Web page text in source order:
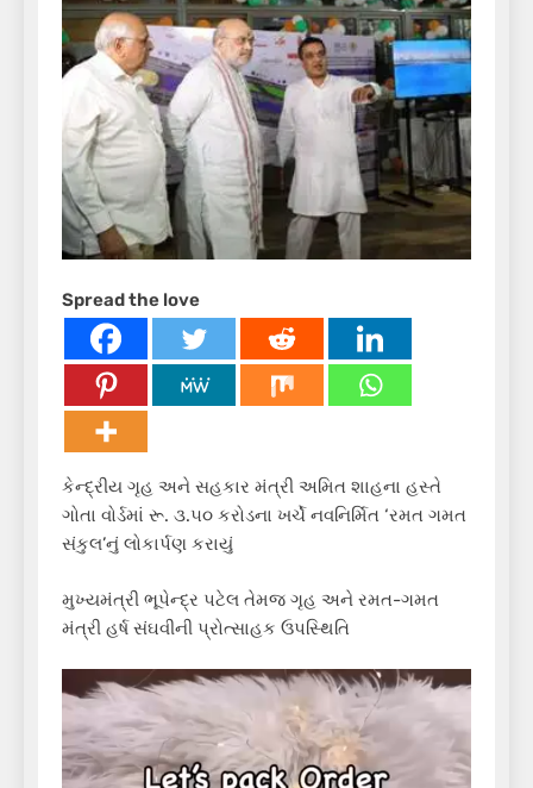
Spread the love
કેન્દ્રીય ગૃહ અને સહકાર મંત્રી અમિત શાહના હસ્તે
ગોતા વોર્ડમાં રૂ. ૩.૫૦ કરોડના ખર્ચે નવનિર્મિત ‘રમત ગમત
સંકુલ’નું લોકાર્પણ કરાયું
મુખ્યમંત્રી ભૂપેન્દ્ર પટેલ તેમજ ગૃહ અને રમત-ગમત
મંત્રી હર્ષ સંઘવીની પ્રોત્સાહક ઉપસ્થિતિ